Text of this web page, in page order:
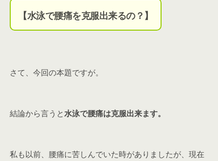
【水泳で腰痛を克服出来るの？】
さて、今回の本題ですが。
結論から言うと水泳で腰痛は克服出来ます。
私も以前、腰痛に苦しんでいた時がありましたが、現在